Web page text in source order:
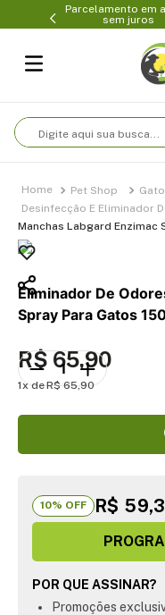
Parcelamento em
sem juros
Digite aqui sua
Pet Shop
Desinfecção E Eliminador
Manchas Labgard Enzimac
Eliminador De
Spray Para Gatos
R$65,90
1 R$ 65,90
10% OFF R$
POR QUE ASSINAR?
Promoções